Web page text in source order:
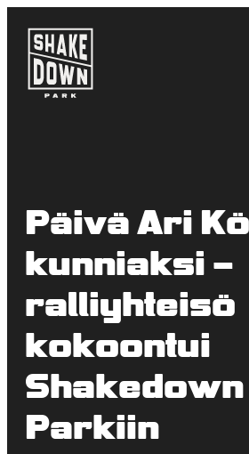
Siirry
suoraan
sisältöön
Shakedown Park
Jyväskylässä
Päivä Ari
kunniaksi –
ralliyhteisö
kokoontui
Shakedown
Parkiin